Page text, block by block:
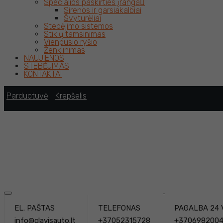
Specialios paskirties įranga
Sirenos ir garsiakalbiai
Švyturėliai
Stebėjimo sistemos
Stiklų tamsinimas
Vienpusio ryšio
Ženklinimas
NAUJIENOS
STEBĖJIMAS
KONTAKTAI
Parduotuvė Krepšelis
EL. PAŠTAS
info@clavisauto.lt
TELEFONAS
+37052315728
PAGALBA 24